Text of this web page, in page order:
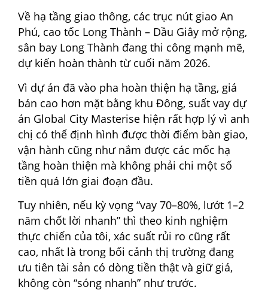
Về hạ tầng giao thông, các trục nút giao An
Phú, cao tốc Long Thành – Dầu Giây mở rộng,
sân bay Long Thành đang thi công mạnh mẽ,
dự kiến hoàn thành từ cuối năm 2026.
Vì dự án đã vào pha hoàn thiện hạ tầng, giá
bán cao hơn mặt bằng khu Đông, suất vay dự
án Global City Masterise hiện rất hợp lý vì anh
chị có thể định hình được thời điểm bàn giao,
vận hành cũng như nắm được các mốc hạ
tầng hoàn thiện mà không phải chi một số
tiền quá lớn giai đoạn đầu.
Tuy nhiên, nếu kỳ vọng “vay 70–80%, lướt 1–2
năm chốt lời nhanh” thì theo kinh nghiệm
thực chiến của tôi, xác suất rủi ro cũng rất
cao, nhất là trong bối cảnh thị trường đang
ưu tiên tài sản có dòng tiền thật và giữ giá,
không còn “sóng nhanh” như trước.